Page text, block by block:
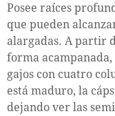
Posee raíces
que pueden
alargadas. A partir
forma
gajos con cuatro
está maduro, la
dejando ver las